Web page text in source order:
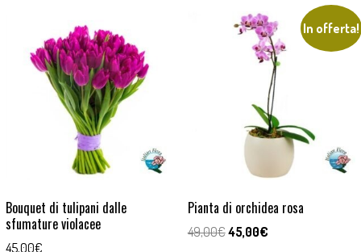
Bouquet di tulipani dalle
sfumature violacee
45,00€
In offerta!
Pianta di orchidea rosa
49,00€Il
45,00€Il